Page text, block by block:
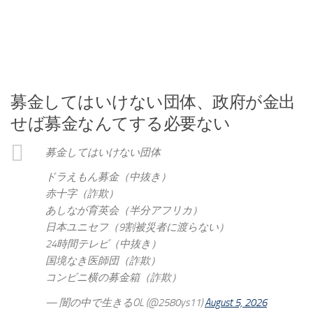
募金してはいけない団体、政府が金出
せば募金なんてする必要ない
募金してはいけない団体
ドラえもん募金（中抜き）
赤十字（詐欺）
あしなが育英会（半分アフリカ）
日本ユニセフ（9割被災者に渡らない）
24時間テレビ（中抜き）
国境なき医師団（詐欺）
コンビニ横の募金箱（詐欺）
— 闇の中で生きるOL (@2580ys11)August 5, 2026